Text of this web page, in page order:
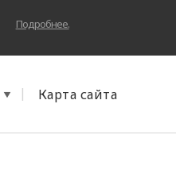
Подробнее.
| Карта сайта